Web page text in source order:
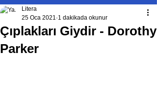
Çıplakları Giydir - Dorothy
Parker
Litera
25 Oca 2021 1 dakikada okunur